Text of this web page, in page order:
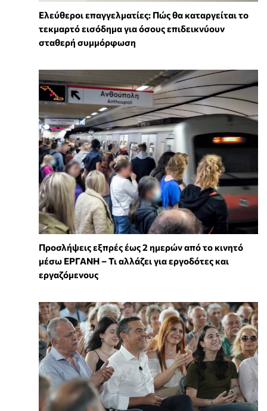
Ελεύθεροι επαγγελματίες: Πώς θα καταργείται το
τεκμαρτό εισόδημα για όσους επιδεικνύουν
σταθερή συμμόρφωση
Προσλήψεις εξπρές έως 2 ημερών από το κινητό
μέσω ΕΡΓΑΝΗ – Τι αλλάζει για εργοδότες και
εργαζόμενους